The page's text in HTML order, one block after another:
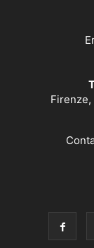
Firenze,